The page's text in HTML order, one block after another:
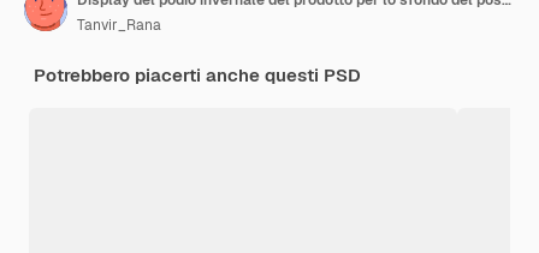
Tanvir_Rana
Potrebbero piacerti anche questi PSD